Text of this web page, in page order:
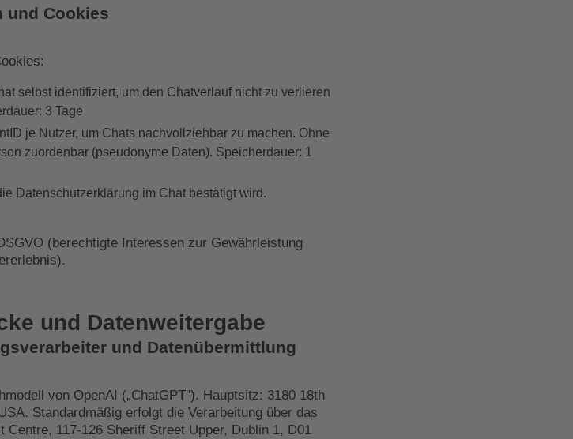
und Cookies
selbst identifiziert, um den Chatverlauf nicht zu verlieren
3 Tage
je Nutzer, um Chats nachvollziehbar zu machen. Ohne
zuordenbar (pseudonyme Daten). Speicherdauer: 1
Datenschutzerklärung im Chat bestätigt wird.
(berechtigte Interessen zur Gewährleistung
und Datenweitergabe
und Datenübermittlung
von OpenAI („ChatGPT"). Hauptsitz: 3180 18th
Standardmäßig erfolgt die Verarbeitung über das
117-126 Sheriff Street Upper, Dublin 1, D01